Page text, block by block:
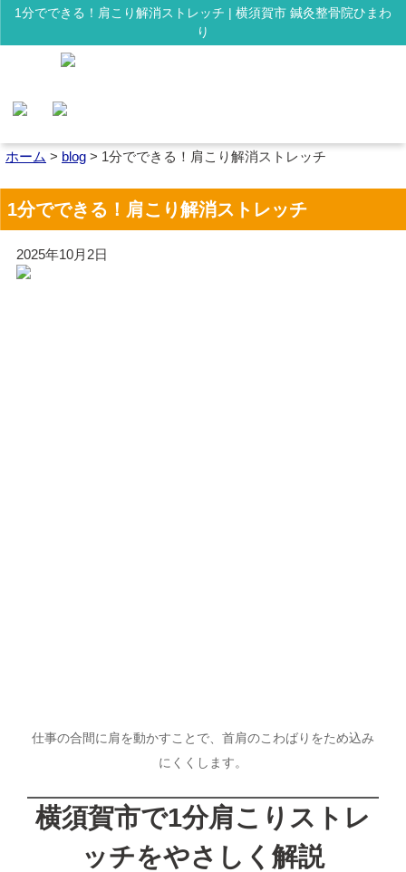
1分でできる！肩こり解消ストレッチ | 横須賀市 鍼灸整骨院ひまわ
り
ホーム > blog > 1分でできる！肩こり解消ストレッチ
1分でできる！肩こり解消ストレッチ
2025年10月2日
仕事の合間に肩を動かすことで、首肩のこわばりをため込み
にくくします。
横須賀市で1分肩こりストレ
ッチをやさしく解説